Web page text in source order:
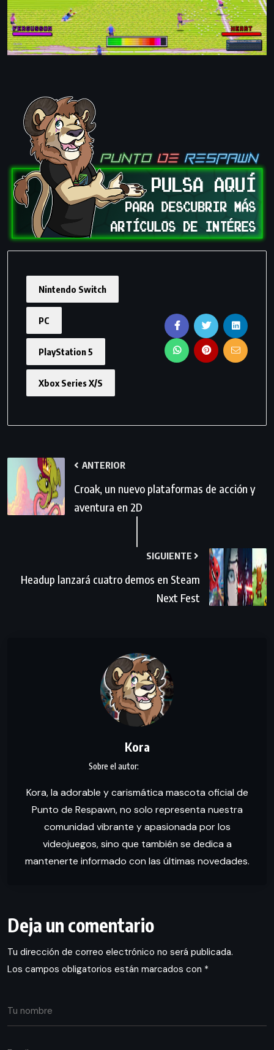
Nintendo Switch
PC
PlayStation 5
Xbox Series X/S
ANTERIOR
Croak, un nuevo plataformas de acción y
aventura en 2D
SIGUIENTE
Headup lanzará cuatro demos en Steam
Next Fest
Kora
Kora, la adorable y carismática mascota oficial de
Punto de Respawn, no solo representa nuestra
comunidad vibrante y apasionada por los
videojuegos, sino que también se dedica a
mantenerte informado con las últimas novedades.
Deja un comentario
Tu dirección de correo electrónico no será publicada.
Los campos obligatorios están marcados con *